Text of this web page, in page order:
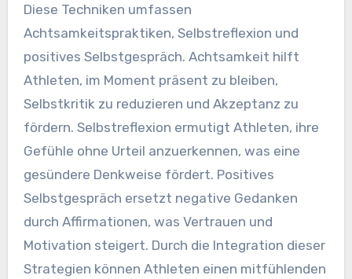
überwinden?
Profiathleten können Barrieren für
Selbstmitgefühl überwinden, indem sie
spezifische Techniken implementieren, die
Resilienz fördern und die Leistung verbessern.
Diese Techniken umfassen
Achtsamkeitspraktiken, Selbstreflexion und
positives Selbstgespräch. Achtsamkeit hilft
Athleten, im Moment präsent zu bleiben,
Selbstkritik zu reduzieren und Akzeptanz zu
fördern. Selbstreflexion ermutigt Athleten, ihre